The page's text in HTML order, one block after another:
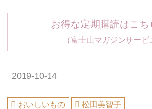
お得な定期購読はこち
（富士山マガジンサービ
2019-10-14
おいしいもの 松田美智子